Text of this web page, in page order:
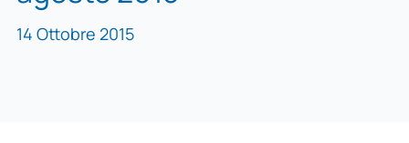
14 Ottobre 2015